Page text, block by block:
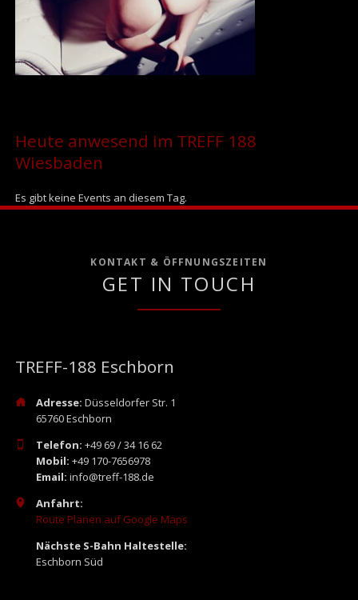
Heute anwesend im TREFF 188
Wiesbaden
Es gibt keine Events an diesem Tag.
KONTAKT & ÖFFNUNGSZEITEN
GET IN TOUCH
TREFF-188 Eschborn
Adresse: Düsseldorfer Str. 1
65760 Eschborn
Telefon: +49 69 / 34 16 62
Mobil: +49 170-7656978
Email: info@treff-188.de
Anfahrt:
Route Planen auf Google Maps
Nächste S-Bahn Haltestelle:
Eschborn Süd